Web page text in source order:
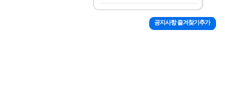
공지사항 즐겨찾기추가